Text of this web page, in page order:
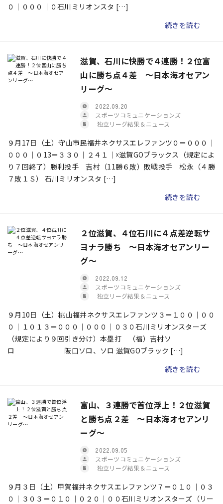
０｜０００｜０石川ミリオンスタ […]
続きを読む
滋賀、石川に快勝で４連勝！２位富
山に勝ち点４差 ～日本海オセアン
リーグ～
2022.09.20
スポーツコミュニケーションズ
独立リーグ結果＆ニュース
９月17日（土）守山市民福井ネクサスエレファンツ０＝０００｜
０００｜０13＝３３０｜２４１｜☓滋賀GOブラックス（規定によ
り７回終了）勝利投手 吉村（11勝６敗）敗戦投手 松永（４勝
７敗１Ｓ） 石川ミリオンスタ […]
続きを読む
２位滋賀、４位石川に４点差逆転サ
ヨナラ勝ち ～日本海オセアンリー
グ～
2022.09.12
スポーツコミュニケーションズ
独立リーグ結果＆ニュース
９月10日（土）桃山福井ネクサスエレファンツ３＝１００｜００
０｜１０１３＝０００｜０００｜０３０石川ミリオンスターズ
（規定により９回引き分け）本塁打 （福）吉村ソ
ロ 阪口ソロ、ソロ 滋賀GOブラック […]
続きを読む
富山、３連勝で首位浮上！２位滋賀
と勝ち点２差 ～日本海オセアンリ
ーグ～
2022.09.05
スポーツコミュニケーションズ
独立リーグ結果＆ニュース
９月３日（土）甲賀福井ネクサスエレファンツ７＝０１０｜０３
０｜３０３＝０１０｜０２０｜００石川ミリオンスターズ（リー